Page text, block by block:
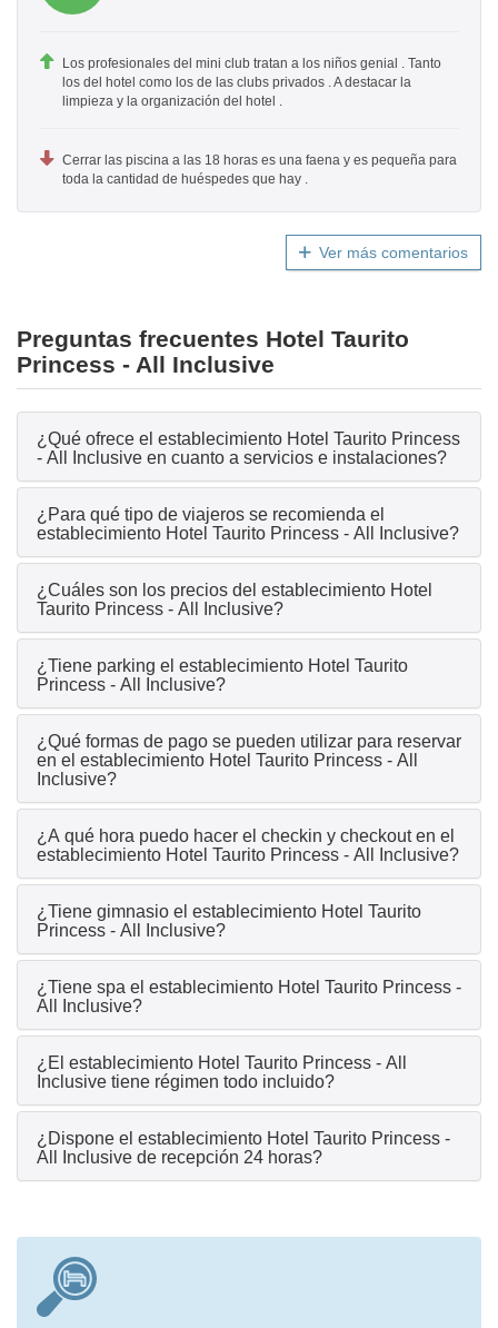
Los profesionales del mini club tratan a los niños genial . Tanto
los del hotel como los de las clubs privados . A destacar la
limpieza y la organización del hotel .
Cerrar las piscina a las 18 horas es una faena y es pequeña para
toda la cantidad de huéspedes que hay .
Ver más comentarios
Preguntas frecuentes Hotel Taurito
Princess - All Inclusive
¿Qué ofrece el establecimiento Hotel Taurito Princess
- All Inclusive en cuanto a servicios e instalaciones?
¿Para qué tipo de viajeros se recomienda el
establecimiento Hotel Taurito Princess - All Inclusive?
¿Cuáles son los precios del establecimiento Hotel
Taurito Princess - All Inclusive?
¿Tiene parking el establecimiento Hotel Taurito
Princess - All Inclusive?
¿Qué formas de pago se pueden utilizar para reservar
en el establecimiento Hotel Taurito Princess - All
Inclusive?
¿A qué hora puedo hacer el checkin y checkout en el
establecimiento Hotel Taurito Princess - All Inclusive?
¿Tiene gimnasio el establecimiento Hotel Taurito
Princess - All Inclusive?
¿Tiene spa el establecimiento Hotel Taurito Princess -
All Inclusive?
¿El establecimiento Hotel Taurito Princess - All
Inclusive tiene régimen todo incluido?
¿Dispone el establecimiento Hotel Taurito Princess -
All Inclusive de recepción 24 horas?